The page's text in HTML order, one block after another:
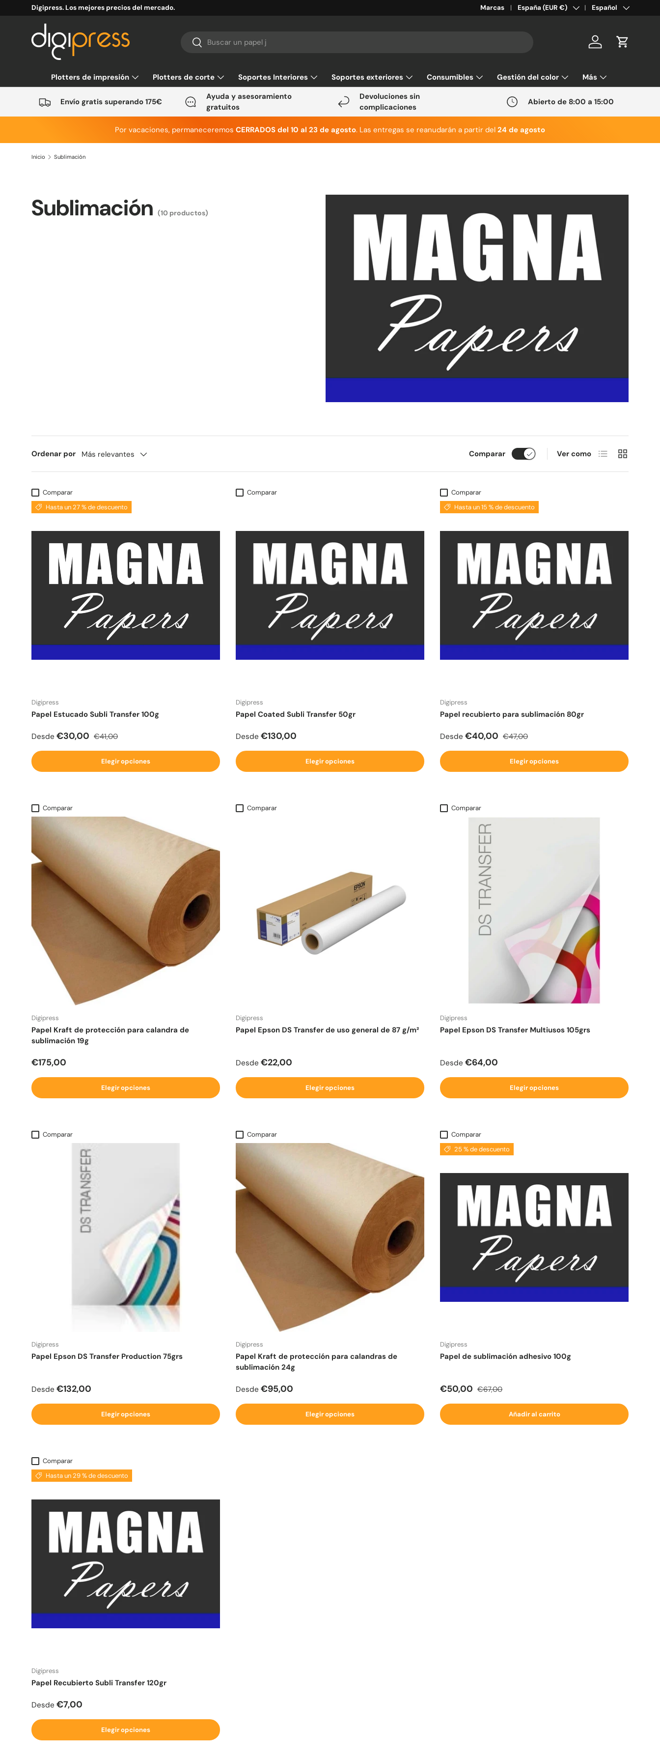
Digipress. Los mejores precios del mercado. Marcas País/Región
España (EUR €) IdiomaEspañol
Buscar
Buscar Cuenta Carrito
Plotters de impresión Plotters de corte Soportes Interiores Soportes exteriores Consumibles Gestión del color Más
Envío gratis superando 175€
Ayuda y asesoramiento
gratuitos
Devoluciones sin
complicaciones
Abierto de 8:00 a 15:00
Por vacaciones, permaneceremos CERRADOS del 10 al 23 de agosto. Las entregas se reanudarán a partir del 24 de agosto
Inicio Sublimación
Sublimación (10 productos)
Ordenar por Más relevantes Comparar Ver como Lista Cuadrícula
Comparar
Hasta un 27 % de descuento
Digipress
Papel Estucado Subli Transfer 100g
Precio de venta
Desde €30,00 Precio normal
€41,00
Elegir opciones
Comparar
Digipress
Papel Coated Subli Transfer 50gr
Precio normal
Desde €130,00
Elegir opciones
Comparar
Hasta un 15 % de descuento
Digipress
Papel recubierto para sublimación 80gr
Precio de venta
Desde €40,00 Precio normal
€47,00
Elegir opciones
Comparar
Digipress
Papel Kraft de protección para calandra de
sublimación 19g
Precio normal
€175,00
Elegir opciones
Comparar
Digipress
Papel Epson DS Transfer de uso general de 87 g/m²
Precio normal
Desde €22,00
Elegir opciones
Comparar
Digipress
Papel Epson DS Transfer Multiusos 105grs
Precio normal
Desde €64,00
Elegir opciones
Comparar
Digipress
Papel Epson DS Transfer Production 75grs
Precio normal
Desde €132,00
Elegir opciones
Comparar
Digipress
Papel Kraft de protección para calandras de
sublimación 24g
Precio normal
Desde €95,00
Elegir opciones
Comparar
25 % de descuento
Digipress
Papel de sublimación adhesivo 100g
Precio de venta
€50,00 Precio normal
€67,00
Añadir al carrito
Comparar
Hasta un 29 % de descuento
Digipress
Papel Recubierto Subli Transfer 120gr
Precio normal
Desde €7,00
Elegir opciones